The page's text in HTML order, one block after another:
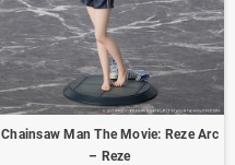
Chainsaw Man The Movie: Reze Arc
– Reze